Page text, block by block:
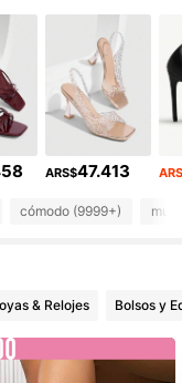
ARS$47.413
cómodo (9999+) muy
& Relojes Bolsos y